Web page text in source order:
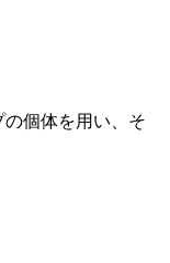
個体を用い、そ